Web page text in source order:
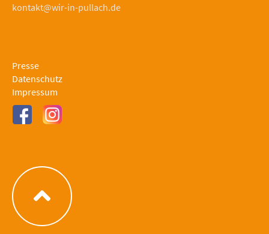
kontakt@wir-in-pullach.de
Presse
Datenschutz
Impressum